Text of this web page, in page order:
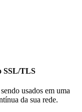
SSL/TLS
usados em uma
da sua rede.